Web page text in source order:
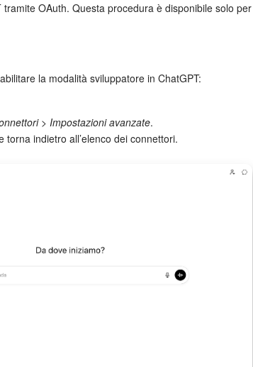
OAuth. Questa procedura è disponibile solo per
la modalità sviluppatore in ChatGPT:
> Impostazioni avanzate.
torna indietro all’elenco dei connettori.